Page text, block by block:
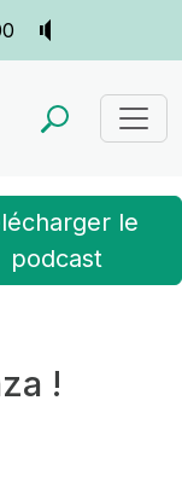
le
podcast
!